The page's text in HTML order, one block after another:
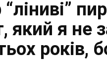
який я не
років,